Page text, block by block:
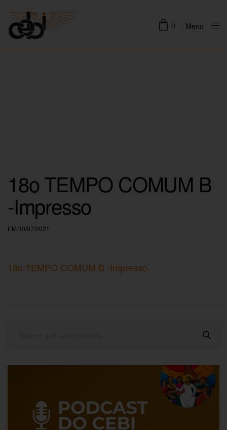
0 Menu
18o TEMPO COMUM B
-Impresso
EM 30/07/2021
18o TEMPO COMUM B -Impresso